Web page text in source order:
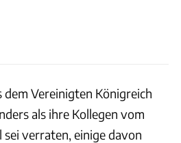
dem Vereinigten Königreich
als ihre Kollegen vom
sei verraten, einige davon